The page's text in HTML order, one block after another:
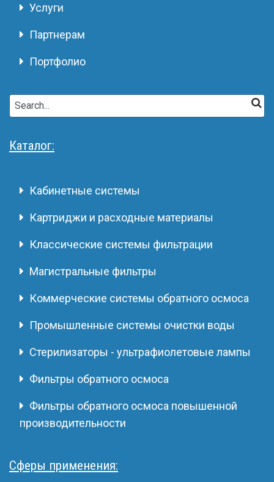
Услуги
Партнерам
Портфолио
Каталог:
Кабинетные системы
Картриджи и расходные материалы
Классические системы фильтрации
Магистральные фильтры
Коммерческие системы обратного осмоса
Промышленные системы очистки воды
Стерилизаторы - ультрафиолетовые лампы
Фильтры обратного осмоса
Фильтры обратного осмоса повышенной
производительности
Сферы применения: